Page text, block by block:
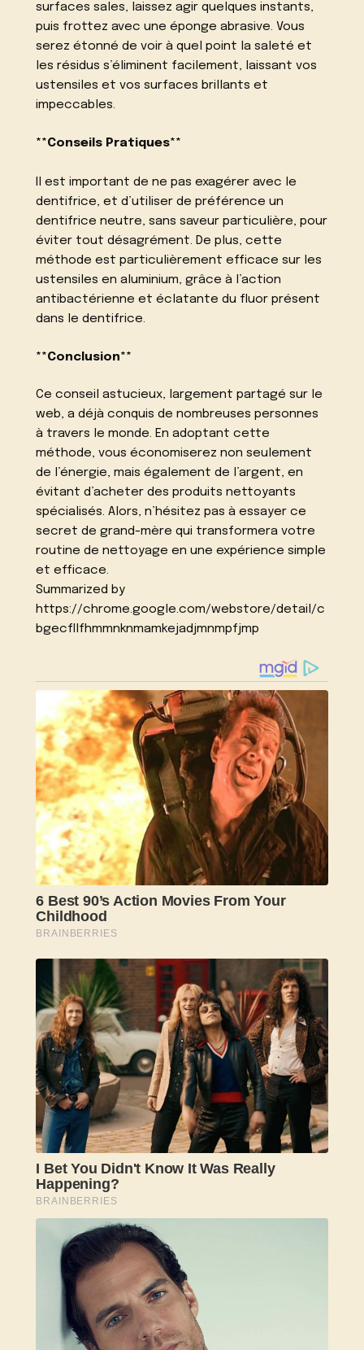
surfaces sales, laissez agir quelques instants,
puis frottez avec une éponge abrasive. Vous
serez étonné de voir à quel point la saleté et
les résidus s’éliminent facilement, laissant vos
ustensiles et vos surfaces brillants et
impeccables.
**Conseils Pratiques**
Il est important de ne pas exagérer avec le
dentifrice, et d’utiliser de préférence un
dentifrice neutre, sans saveur particulière, pour
éviter tout désagrément. De plus, cette
méthode est particulièrement efficace sur les
ustensiles en aluminium, grâce à l’action
antibactérienne et éclatante du fluor présent
dans le dentifrice.
**Conclusion**
Ce conseil astucieux, largement partagé sur le
web, a déjà conquis de nombreuses personnes
à travers le monde. En adoptant cette
méthode, vous économiserez non seulement
de l’énergie, mais également de l’argent, en
évitant d’acheter des produits nettoyants
spécialisés. Alors, n’hésitez pas à essayer ce
secret de grand-mère qui transformera votre
routine de nettoyage en une expérience simple
et efficace.
Summarized by
https://chrome.google.com/webstore/detail/c
bgecfllfhmmnknmamkejadjmnmpfjmp